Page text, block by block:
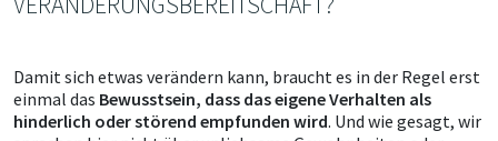
Damit sich etwas verändern kann, braucht es in der Regel erst
einmal das Bewusstsein, dass das eigene Verhalten als
hinderlich oder störend empfunden wird. Und wie gesagt, wir